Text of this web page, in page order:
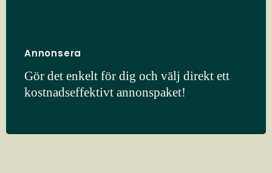
Annonsera
Gör det enkelt för dig och välj direkt ett
kostnadseffektivt annonspaket!